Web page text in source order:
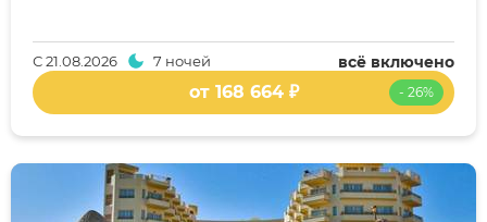
всё включено
С21.08.2026 7 ночей
- 26%
от 168 664 ₽